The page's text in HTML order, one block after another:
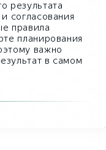
результата
согласования
правила
планирования
важно
в самом